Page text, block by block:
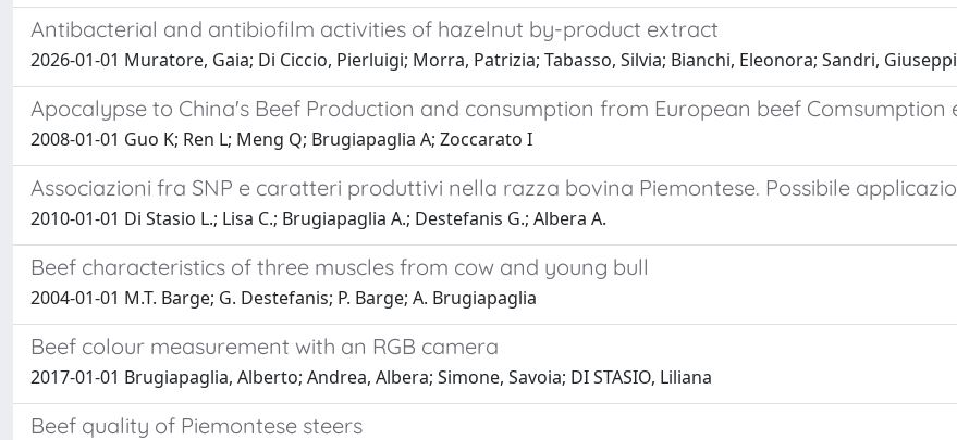
Antibacterial and antibiofilm activities of hazelnut by-product extract
2026-01-01 Muratore, Gaia; Di Ciccio, Pierluigi; Morra, Patrizia; Tabasso, Silvia; Bianchi, Eleonora; Sandri,
Apocalypse to China's Beef Production and consumption from European beef Comsumption
2008-01-01 Guo K; Ren L; Meng Q; Brugiapaglia A; Zoccarato I
Associazioni fra SNP e caratteri produttivi nella razza bovina Piemontese. Possibile
2010-01-01 Di Stasio L.; Lisa C.; Brugiapaglia A.; Destefanis G.; Albera A.
Beef characteristics of three muscles from cow and young bull
2004-01-01 M.T. Barge; G. Destefanis; P. Barge; A. Brugiapaglia
Beef colour measurement with an RGB camera
2017-01-01 Brugiapaglia, Alberto; Andrea, Albera; Simone, Savoia; DI STASIO, Liliana
Beef quality of Piemontese steers